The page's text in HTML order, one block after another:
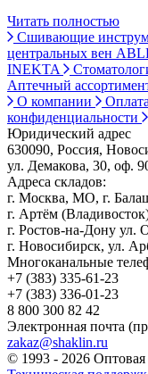
Читать полностью
Сшивающие
центральных вен
INEKTA
Аптечный
О компании
конфиденциальности
Юридический адрес
630090, Россия,
ул. Демакова, 30, оф.
Адреса складов:
г. Москва, МО, г.
г. Артём
г. Ростов-на-Дону ул.
г. Новосибирск, ул.
Многоканальные
+7 (383) 335-61-23
+7 (383) 336-01-23
8 800 300 82 42
Электронная почта
zakaz@shaklin.ru
© 1993 - 2026